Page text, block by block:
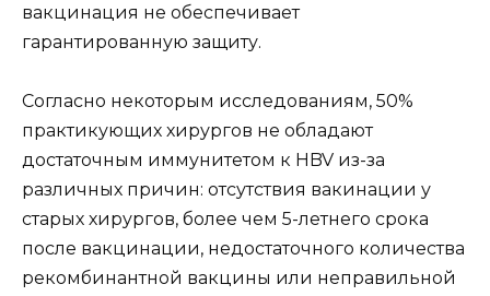
вакцинация не обеспечивает
гарантированную защиту.
Согласно некоторым исследованиям, 50%
практикующих хирургов не обладают
достаточным иммунитетом к HBV из-за
различных причин: отсутствия вакинации у
старых хирургов, более чем 5-летнего срока
после вакцинации, недостаточного количества
рекомбинантной вакцины или неправильной